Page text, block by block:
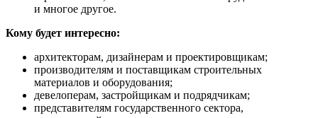
и многое другое.
Кому будет интересно:
архитекторам, дизайнерам и проектировщикам;
производителям и поставщикам строительных
материалов и оборудования;
девелоперам, застройщикам и подрядчикам;
представителям государственного сектора,